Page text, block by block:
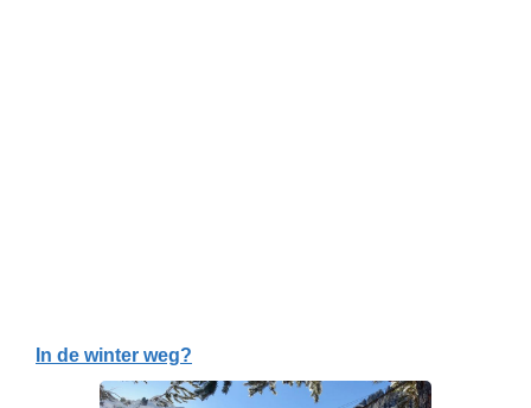
In de winter weg?